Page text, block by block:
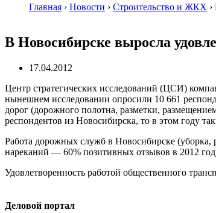
Главная › Новости › Строительство и ЖКХ ›
В Новосибирске выросла
17.04.2012
Центр стратегических исследований (ЦСИ)
нынешнем исследовании опросили 10 661
дорог (дорожного полотна, разметки,
респондентов из Новосибирска, то в этом году
Работа дорожных служб в Новосибирске (уборка,
нареканий — 60% позитивных отзывов в 2012
Удовлетворенность работой общественного
Деловой портал